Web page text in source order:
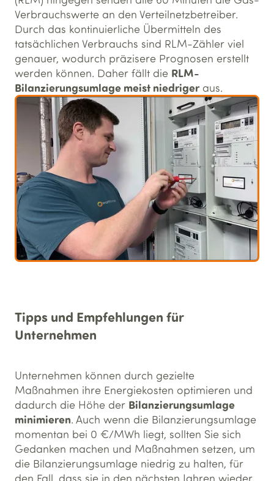
Verbrauchswerte an den Verteilnetzbetreiber.
Durch das kontinuierliche Übermitteln des
tatsächlichen Verbrauchs sind RLM-Zähler viel
genauer, wodurch präzisere Prognosen erstellt
werden können. Daher fällt die RLM-
Bilanzierungsumlage meist niedrigeraus.
Tipps und Empfehlungen für
Unternehmen
Unternehmen können durch gezielte
Maßnahmen ihre Energiekosten optimieren und
dadurch die Höhe der Bilanzierungsumlage
minimieren. Auch wenn die Bilanzierungsumlage
momentan bei 0 €/MWh liegt, sollten Sie sich
Gedanken machen und Maßnahmen setzen, um
die Bilanzierungsumlage niedrig zu halten, für
den Fall, dass sie in den nächsten Jahren wieder